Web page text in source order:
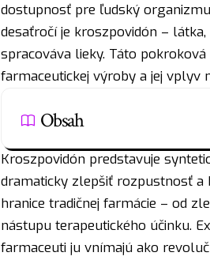
dostupnosť pre ľudský
desaťročí je kroszpovidón –
spracováva lieky. Táto
farmaceutickej výroby a jej vplyv
Obsah
Kroszpovidón predstavuje
dramaticky zlepšiť rozpustnosť a
hranice tradičnej farmácie – od
nástupu terapeutického účinku.
farmaceuti ju vnímajú ako